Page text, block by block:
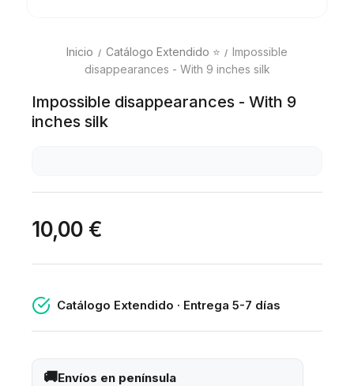
Inicio Catálogo Extendido ⭐
Impossible
disappearances - With 9 inches silk
Impossible disappearances - With 9
inches silk
10,00 €
Catálogo Extendido · Entrega 5-7 días
Envíos en península